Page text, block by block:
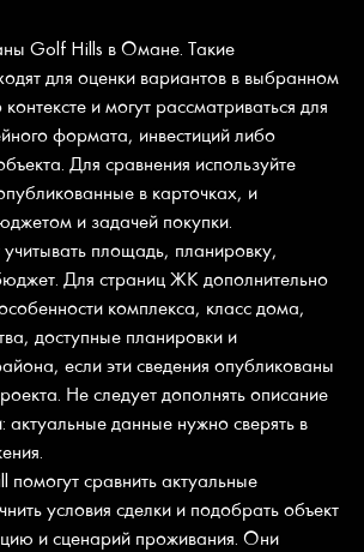
Golf Hills в Омане. Такие
для оценки вариантов в выбранном
и могут рассматриваться для
формата, инвестиций либо
Для сравнения используйте
в карточках, и
и задачей покупки.
площадь, планировку,
Для страниц ЖК дополнительно
комплекса, класс дома,
доступные планировки и
если эти сведения опубликованы
Не следует дополнять описание
данные нужно сверять в
сравнить актуальные
условия сделки и подобрать объект
и сценарий проживания. Они